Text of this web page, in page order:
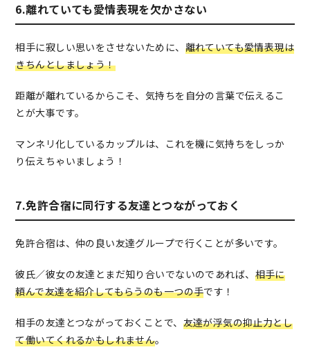
6.離れていても愛情表現を欠かさない
相手に寂しい思いをさせないために、 離れていても愛情表現は
きちんとしましょう！
距離が離れているからこそ、気持ちを自分の言葉で伝えるこ
とが大事です。
マンネリ化しているカップルは、これを機に気持ちをしっか
り伝えちゃいましょう！
7.免許合宿に同行する友達とつながっておく
免許合宿は、仲の良い友達グループで行くことが多いです。
彼氏／彼女の友達とまだ知り合いでないのであれば、 相手に
頼んで友達を紹介してもらうのも一つの手です！
相手の友達とつながっておくことで、 友達が浮気の抑止力とし
て働いてくれるかもしれません。